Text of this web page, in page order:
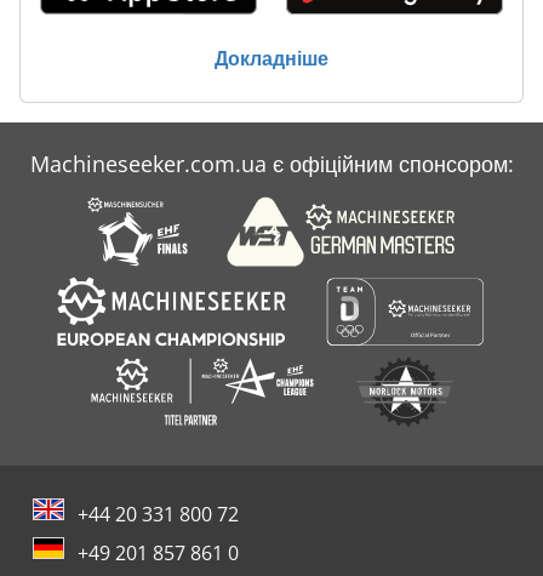
системи Стан: новий / складський Ціна вказана за одну
Докладніше
Machineseeker.com.ua є офіційним спонсором:
+44 20 331 800 72
+49 201 857 861 0